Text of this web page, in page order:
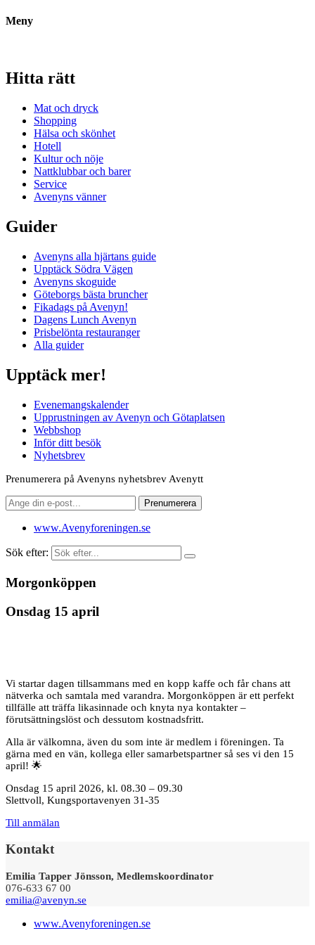
Meny
Hitta rätt
Mat och dryck
Shopping
Hälsa och skönhet
Hotell
Kultur och nöje
Nattklubbar och barer
Service
Avenyns vänner
Guider
Avenyns alla hjärtans guide
Upptäck Södra Vägen
Avenyns skoguide
Göteborgs bästa bruncher
Fikadags på Avenyn!
Dagens Lunch Avenyn
Prisbelönta restauranger
Alla guider
Upptäck mer!
Evenemangskalender
Upprustningen av Avenyn och Götaplatsen
Webbshop
Inför ditt besök
Nyhetsbrev
Prenumerera på Avenyns nyhetsbrev Avenytt
www.Avenyforeningen.se
Sök efter:
Morgonköppen
Onsdag 15 april
Vi startar dagen tillsammans med en kopp kaffe och får chans att
nätverka och samtala med varandra. Morgonköppen är ett perfekt
tillfälle att träffa likasinnade och knyta nya kontakter –
förutsättningslöst och dessutom kostnadsfritt.
Alla är välkomna, även du som inte är medlem i föreningen. Ta
gärna med en vän, kollega eller samarbetspartner så ses vi den 15
april! 🌟
Onsdag 15 april 2026, kl. 08.30 – 09.30
Slettvoll, Kungsportavenyen 31-35
Till anmälan
Kontakt
Emilia Tapper Jönsson, Medlemskoordinator
076-633 67 00
emilia@avenyn.se
www.Avenyforeningen.se